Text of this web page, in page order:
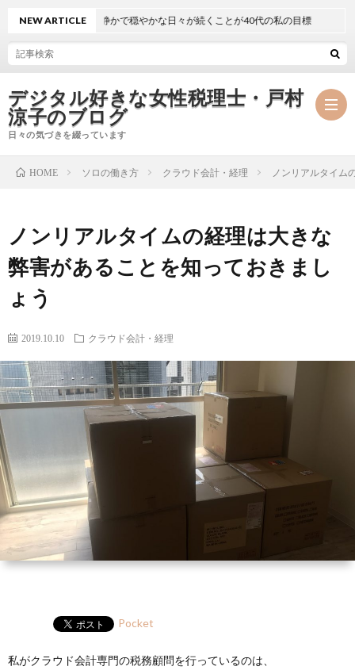
デジタル好きな女性税理士・戸村
涼子のブログ
日々の気づきを綴っています
ー
HP
マ
筆
セ
NEW ARTICLE静かで穏やかな日々が続くことが40代の私の目標
HOME ソロの働き方 クラウド会計・経理 ノンリアルタイム
ノンリアルタイムの経理は大きな
弊害があることを知っておきまし
ょう
2019.10.10 クラウド会計・経理
Pocket
私がクラウド会計専門の税務顧問を行っているのは、